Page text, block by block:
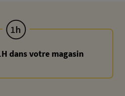
dans votre magasin